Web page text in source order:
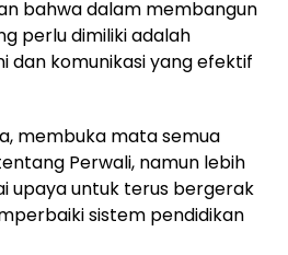
bahwa dalam membangun
perlu dimiliki adalah
dan komunikasi yang efektif
membuka mata semua
Perwali, namun lebih
upaya untuk terus bergerak
sistem pendidikan